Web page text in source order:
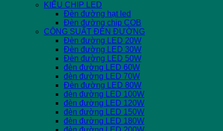
KIỂU CHIP LED
Đèn đường hạt led
Đèn đường chip COB
CÔNG SUẤT ĐÈN ĐƯỜNG
Đèn đường LED 20W
Đèn đường LED 30W
Đèn đường LED 50W
đèn đường LED 60W
đèn đường LED 70W
Đèn đường LED 80W
đèn đường LED 100W
đèn đường LED 120W
đèn đường LED 150W
đèn đường LED 180W